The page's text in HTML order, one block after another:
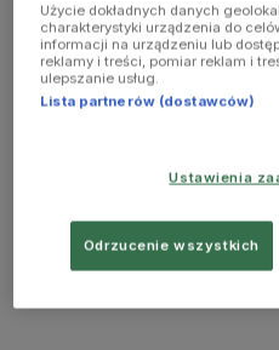
Użycie dokładnych danych
charakterystyki urządzenia do
informacji na urządzeniu lub
reklamy i treści, pomiar reklam i
ulepszanie usług.
Lista partnerów (dostawców)
Ustawienia
Odrzucenie wszystkich